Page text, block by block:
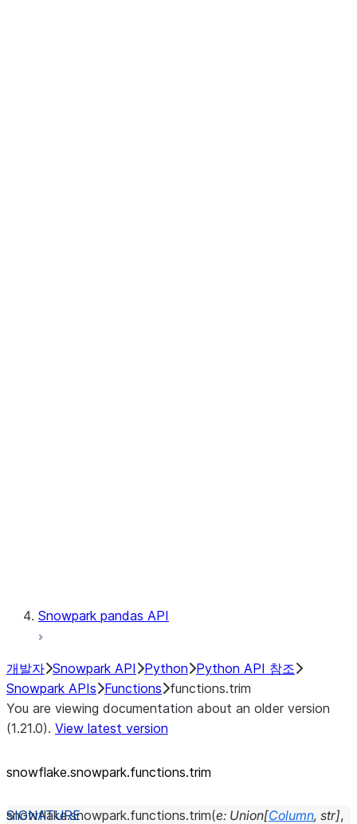
Snowpark pandas API
개발자 Snowpark API Python Python API 참조
Snowpark APIs Functions functions.trim
You are viewing documentation about an older version
(1.21.0). View latest version
snowflake.snowpark.functions.trim
snowflake.snowpark.functions.trim(e: Union[Column, str],